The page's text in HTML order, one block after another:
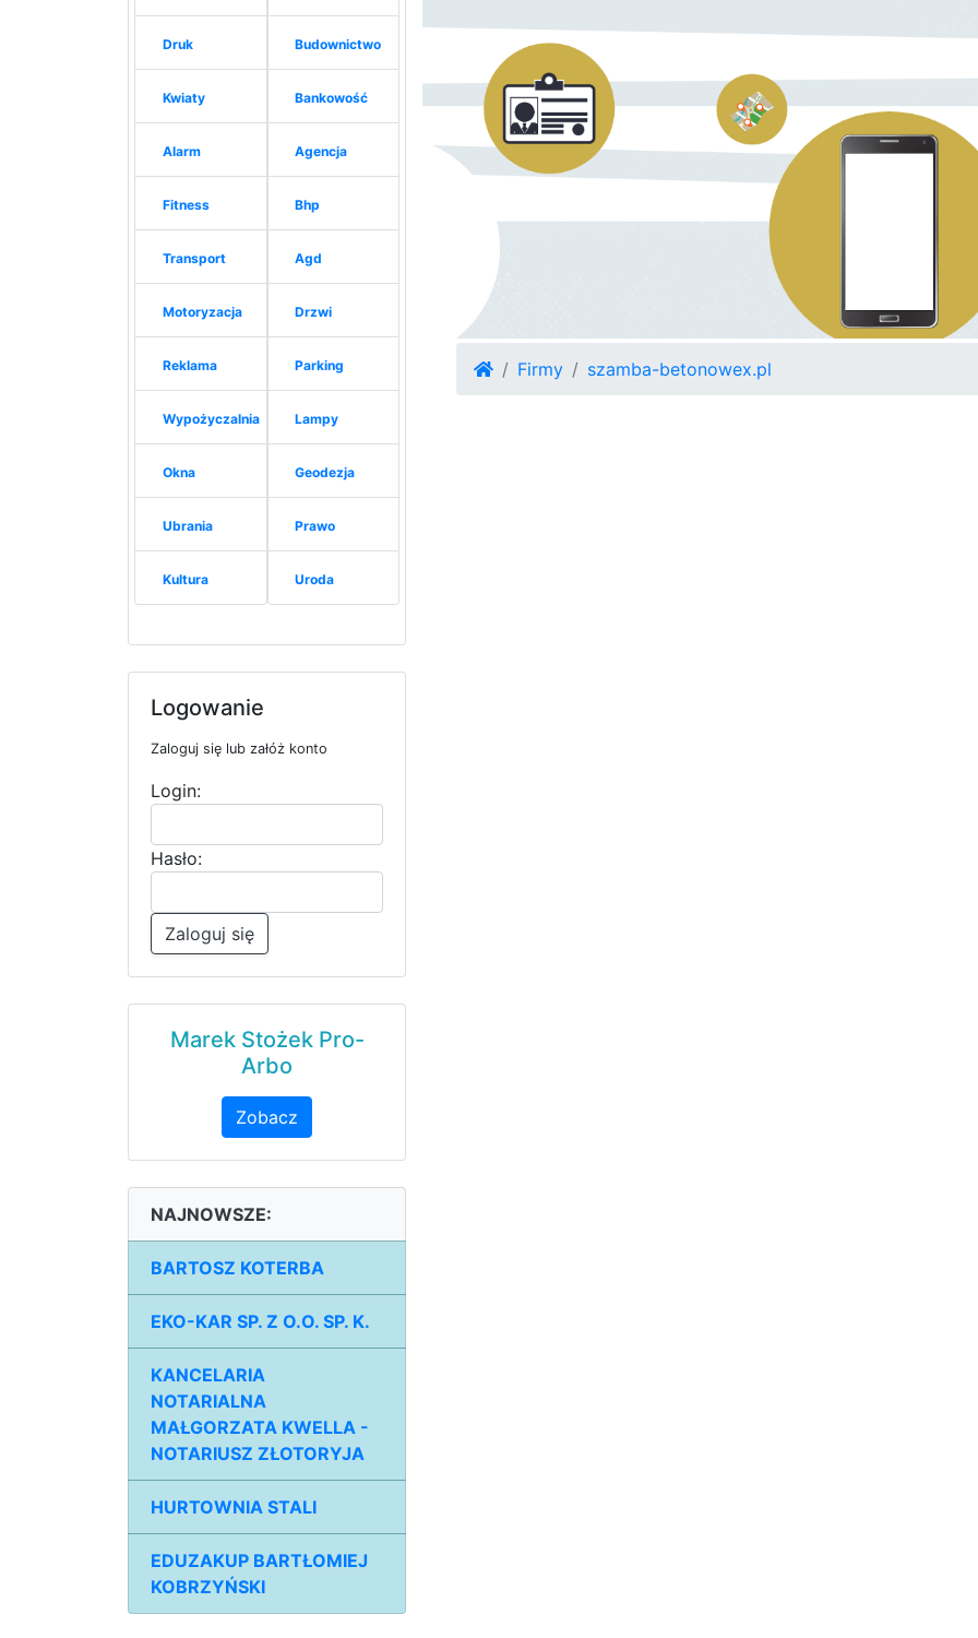
Druk
Kwiaty
Alarm
Fitness
Transport
Motoryzacja
Reklama
Wypożyczalnia
Okna
Ubrania
Kultura
Budownictwo
Bankowość
Agencja
Bhp
Agd
Drzwi
Parking
Lampy
Geodezja
Prawo
Uroda
Logowanie
Zaloguj się lub załóż konto
Login:
Hasło:
Zaloguj się
Marek Stożek Pro-
Arbo
Zobacz
NAJNOWSZE:
BARTOSZ KOTERBA
EKO-KAR SP. Z O.O. SP. K.
KANCELARIA
NOTARIALNA
MAŁGORZATA KWELLA -
NOTARIUSZ ZŁOTORYJA
HURTOWNIA STALI
EDUZAKUP BARTŁOMIEJ
KOBRZYŃSKI
Firmy szamba-betonowex.pl